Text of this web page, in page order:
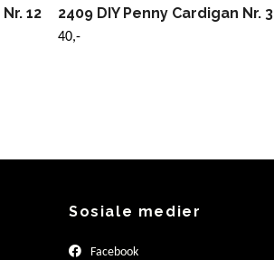
12 2409 DIY Penny Cardigan Nr. 3
40,-
Sosiale medier
Facebook